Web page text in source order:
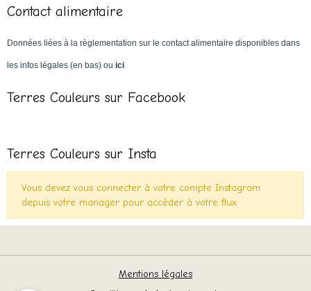
Contact alimentaire
Données liées à la règlementation sur le contact alimentaire disponibles dans
les infos légales (en bas) ou ici
Terres Couleurs sur Facebook
Terres Couleurs sur Insta
Vous devez vous connecter à votre compte Instagram
depuis votre manager pour accéder à votre flux
Mentions légales